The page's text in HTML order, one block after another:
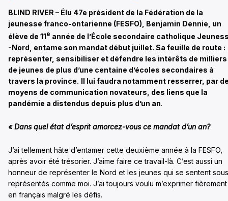
BLIND RIVER – Élu 47e président de la Fédération de la
jeunesse franco-ontarienne (FESFO), Benjamin Dennie, un
élève de 11e année de l’École secondaire catholique
-Nord, entame son mandat début juillet. Sa feuille de route :
représenter, sensibiliser et défendre les intérêts de milliers
de jeunes de plus d’une centaine d’écoles secondaires à
travers la province. Il lui faudra notamment resserrer, par
moyens de communication novateurs, des liens que la
pandémie a distendus depuis plus d’un an.
« Dans quel état d’esprit amorcez-vous ce mandat d’un an?
J’ai tellement hâte d’entamer cette deuxième année à la FESFO,
après avoir été trésorier. J’aime faire ce travail-là. C’est aussi un
honneur de représenter le Nord et les jeunes qui se sentent
représentés comme moi. J’ai toujours voulu m’exprimer fièrement
en français malgré les défis.